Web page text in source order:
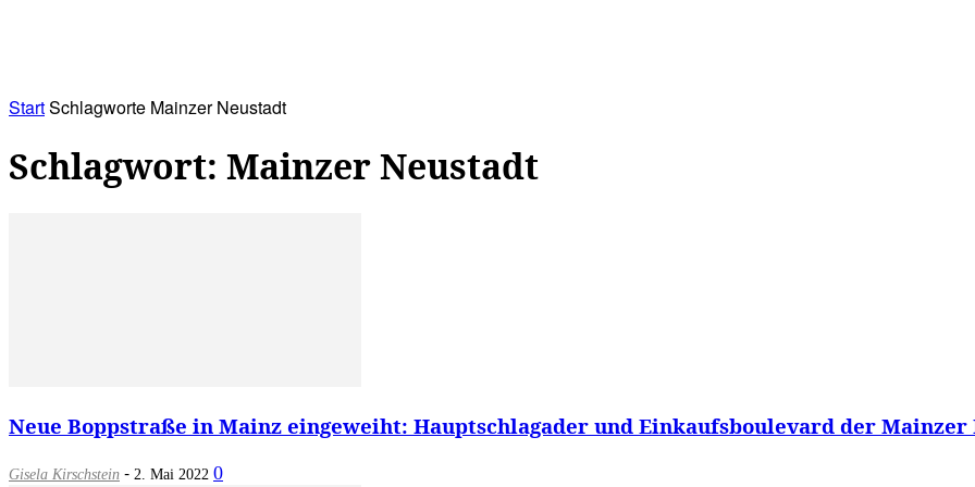
StartSchlagworte Mainzer Neustadt
Schlagwort: Mainzer Neustadt
Neue Boppstraße in Mainz eingeweiht: Hauptschlagader und Einkaufsboulevard der Mainzer
Gisela Kirschstein - 2. Mai 2022 0